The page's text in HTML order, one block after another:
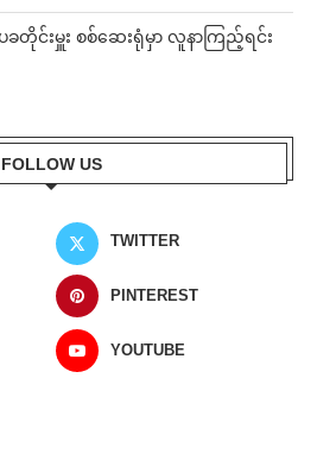
ခတိုင်းမှူး စစ်ဆေးရုံမှာ လူနာကြည့်ရင်း
FOLLOW US
TWITTER
PINTEREST
YOUTUBE